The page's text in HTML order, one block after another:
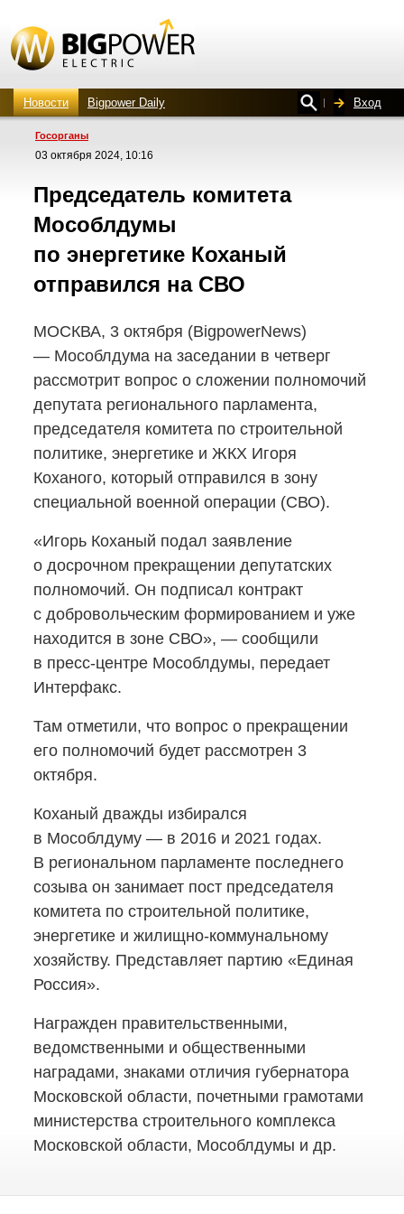
Новости Bigpower Daily Вход
Госорганы
03 октября 2024, 10:16
Председатель комитета
Мособлдумы
по энергетике Коханый
отправился на СВО
МОСКВА, 3 октября (BigpowerNews)
— Мособлдума на заседании в четверг
рассмотрит вопрос о сложении полномочий
депутата регионального парламента,
председателя комитета по строительной
политике, энергетике и ЖКХ Игоря
Коханого, который отправился в зону
специальной военной операции (СВО).
«Игорь Коханый подал заявление
о досрочном прекращении депутатских
полномочий. Он подписал контракт
с добровольческим формированием и уже
находится в зоне СВО», — сообщили
в пресс-центре Мособлдумы, передает
Интерфакс.
Там отметили, что вопрос о прекращении
его полномочий будет рассмотрен 3
октября.
Коханый дважды избирался
в Мособлдуму — в 2016 и 2021 годах.
В региональном парламенте последнего
созыва он занимает пост председателя
комитета по строительной политике,
энергетике и жилищно-коммунальному
хозяйству. Представляет партию «Единая
Россия».
Награжден правительственными,
ведомственными и общественными
наградами, знаками отличия губернатора
Московской области, почетными грамотами
министерства строительного комплекса
Московской области, Мособлдумы и др.